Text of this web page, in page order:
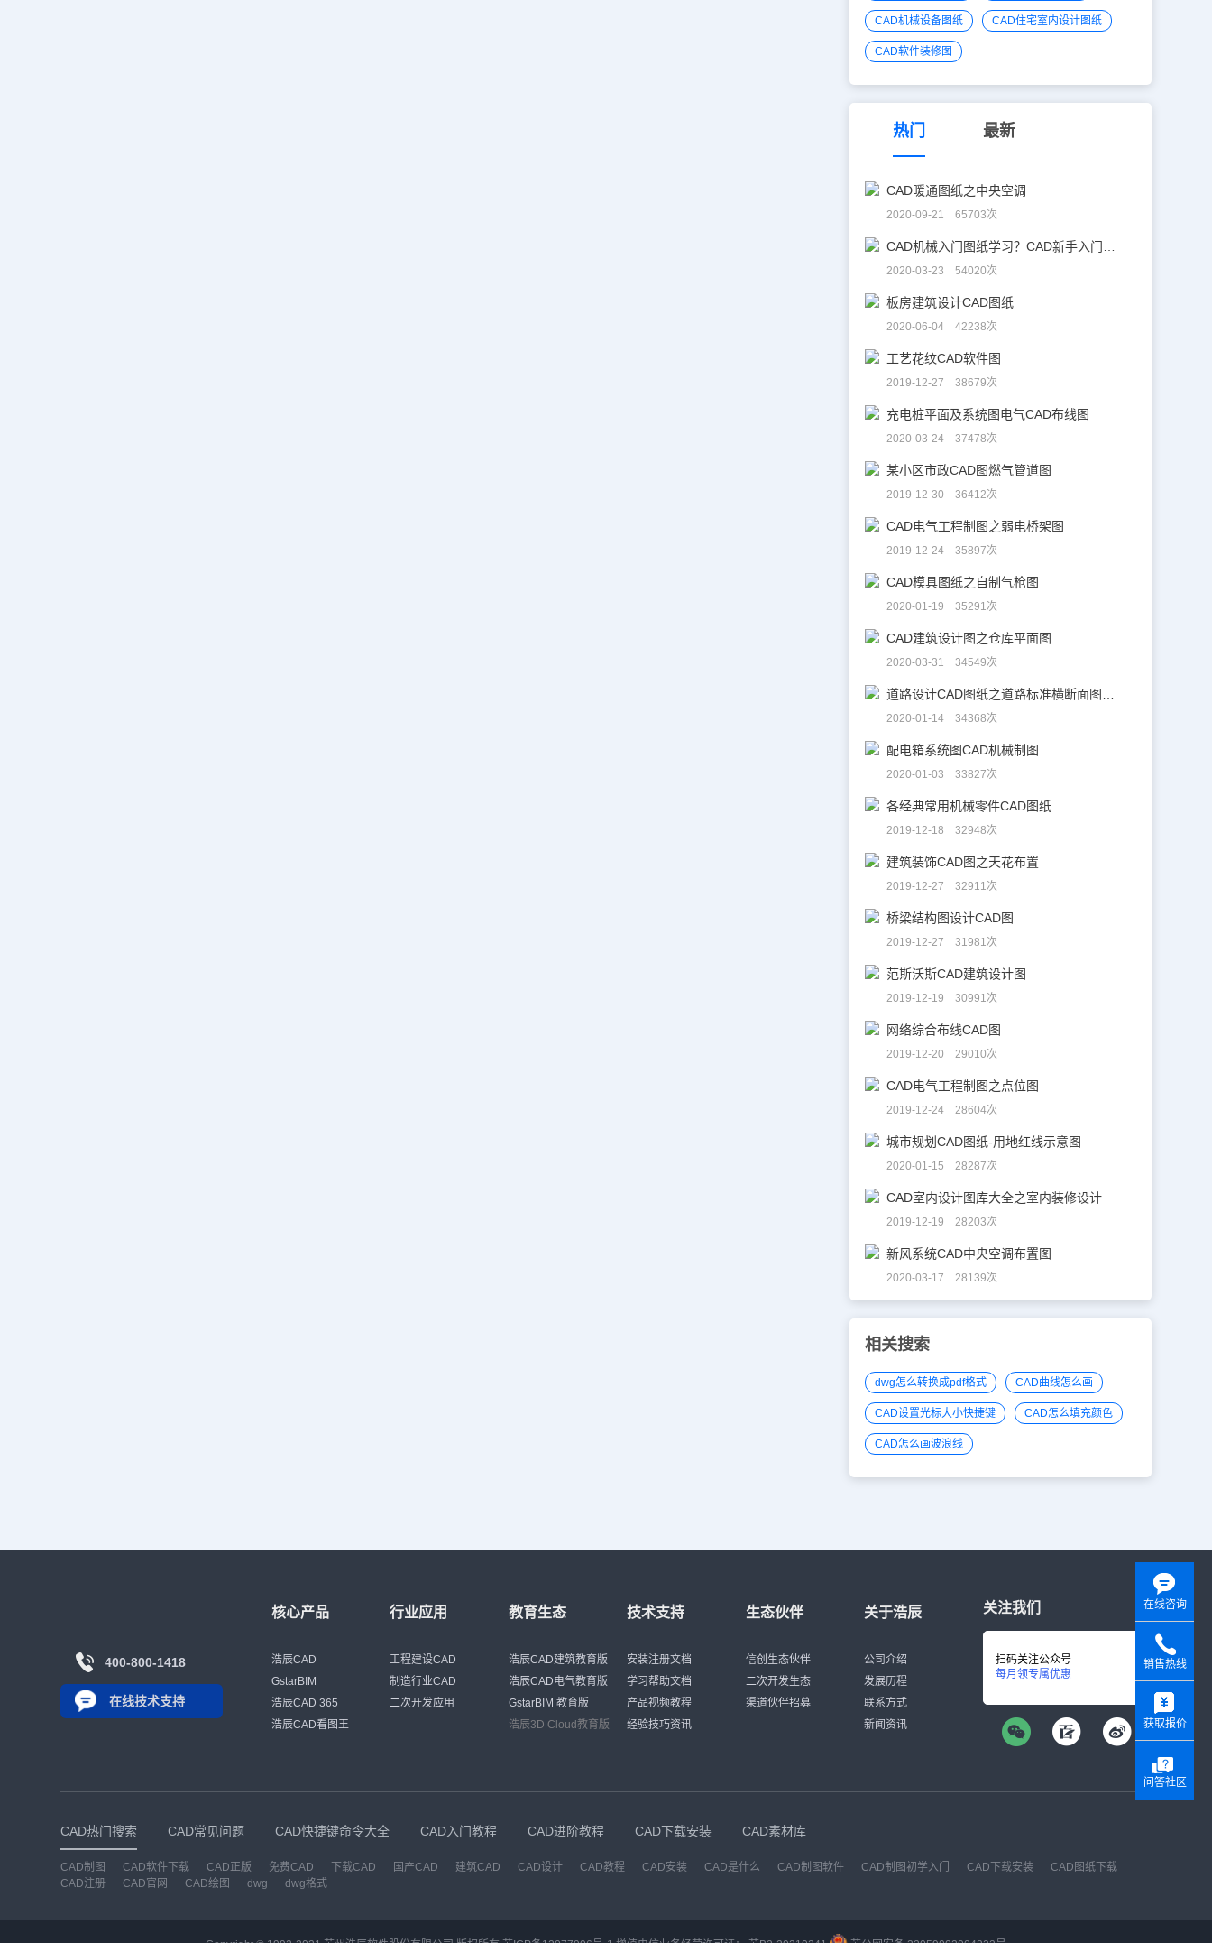
CAD机械设备图纸 CAD住宅室内设计图纸
CAD软件装修图
热门 最新
CAD暖通图纸之中央空调
2020-09-21 65703次
2020-03-23 54020次
板房建筑设计CAD图纸
2020-06-04 42238次
工艺花纹CAD软件图
2019-12-27 38679次
充电桩平面及系统图电气CAD布线图
2020-03-24 37478次
某小区市政CAD图燃气管道图
2019-12-30 36412次
CAD电气工程制图之弱电桥架图
2019-12-24 35897次
CAD模具图纸之自制气枪图
2020-01-19 35291次
CAD建筑设计图之仓库平面图
2020-03-31 34549次
2020-01-14 34368次
配电箱系统图CAD机械制图
2020-01-03 33827次
各经典常用机械零件CAD图纸
2019-12-18 32948次
建筑装饰CAD图之天花布置
2019-12-27 32911次
桥梁结构图设计CAD图
2019-12-27 31981次
范斯沃斯CAD建筑设计图
2019-12-19 30991次
网络综合布线CAD图
2019-12-20 29010次
CAD电气工程制图之点位图
2019-12-24 28604次
城市规划CAD图纸-用地红线示意图
2020-01-15 28287次
CAD室内设计图库大全之室内装修设计
2019-12-19 28203次
新风系统CAD中央空调布置图
2020-03-17 28139次
相关搜索
dwg怎么转换成pdf格式 CAD曲线怎么画
CAD设置光标大小快捷键 CAD怎么填充颜色
CAD怎么画波浪线
400-800-1418
在线技术支持
核心产品
浩辰CAD
GstarBIM
浩辰CAD 365
浩辰CAD看图王
行业应用
工程建设CAD
制造行业CAD
二次开发应用
教育生态
浩辰CAD建筑教育版
浩辰CAD电气教育版
GstarBIM 教育版
浩辰3D Cloud教育版
技术支持
安装注册文档
学习帮助文档
产品视频教程
经验技巧资讯
生态伙伴
信创生态伙伴
二次开发生态
渠道伙伴招募
关于浩辰
公司介绍
发展历程
联系方式
新闻资讯
关注我们
扫码关注公众号
每月领专属优惠
CAD热门搜索 CAD常见问题 CAD快捷键命令大全 CAD入门教程 CAD进阶教程 CAD下载安装 CAD素材库
CAD制图 CAD软件下载 CAD正版 免费CAD 下载CAD 国产CAD 建筑CAD CAD设计 CAD教程 CAD安装 CAD是什么 CAD制图软件 CAD制图初学入门 CAD下载安装
CAD图纸下载
CAD注册
CAD官网 CAD绘图 dwg dwg格式
在线咨询
销售热线
获取报价
问答社区